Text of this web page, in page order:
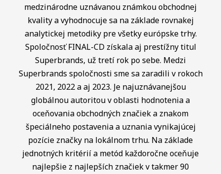
medzinárodne uznávanou známkou obchodnej
kvality a vyhodnocuje sa na základe rovnakej
analytickej metodiky pre všetky európske trhy.
Spoločnosť FINAL-CD získala aj prestížny titul
Superbrands, už tretí rok po sebe. Medzi
Superbrands spoločnosti sme sa zaradili v rokoch
2021, 2022 a aj 2023. Je najuznávanejšou
globálnou autoritou v oblasti hodnotenia a
oceňovania obchodných značiek a znakom
špeciálneho postavenia a uznania vynikajúcej
pozície značky na lokálnom trhu. Na základe
jednotných kritérií a metód každoročne oceňuje
najlepšie z najlepších značiek v takmer 90